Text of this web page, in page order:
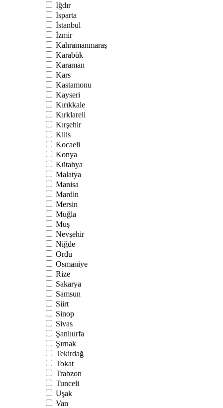
Iğdır
Isparta
İstanbul
İzmir
Kahramanmaraş
Karabük
Karaman
Kars
Kastamonu
Kayseri
Kırıkkale
Kırklareli
Kırşehir
Kilis
Kocaeli
Konya
Kütahya
Malatya
Manisa
Mardin
Mersin
Muğla
Muş
Nevşehir
Niğde
Ordu
Osmaniye
Rize
Sakarya
Samsun
Siirt
Sinop
Sivas
Şanlıurfa
Şırnak
Tekirdağ
Tokat
Trabzon
Tunceli
Uşak
Van